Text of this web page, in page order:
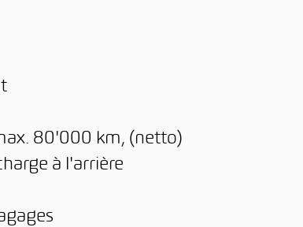
80'000 km, (netto)
à l'arrière